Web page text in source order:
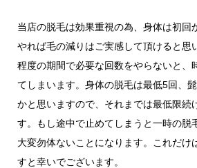
当店の脱毛は効果重視の為、身体は初回
やれば毛の減りはご実感して頂けると思
程度の期間で必要な回数をやらないと、
てしまいます。身体の脱毛は最低5回、
かと思いますので、それまでは最低限続
す。もし途中で止めてしまうと一時の脱
大変勿体ないことになります。これだけ
すと幸いでございます。